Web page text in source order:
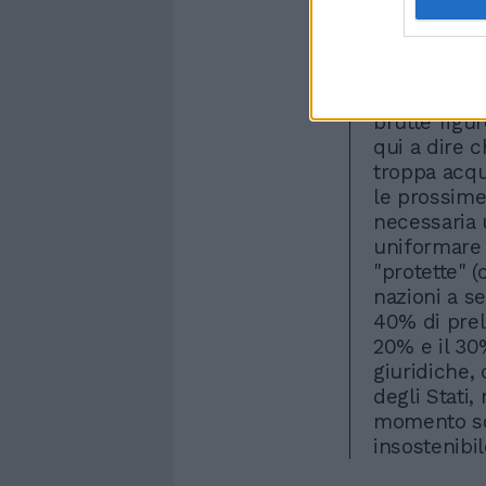
bensì da
far alzare
brutte
qui a dire
troppa
le
necessaria
uniformare
"protette"
nazioni a
40% di
20% e il
giuridiche,
degli Stati,
momento